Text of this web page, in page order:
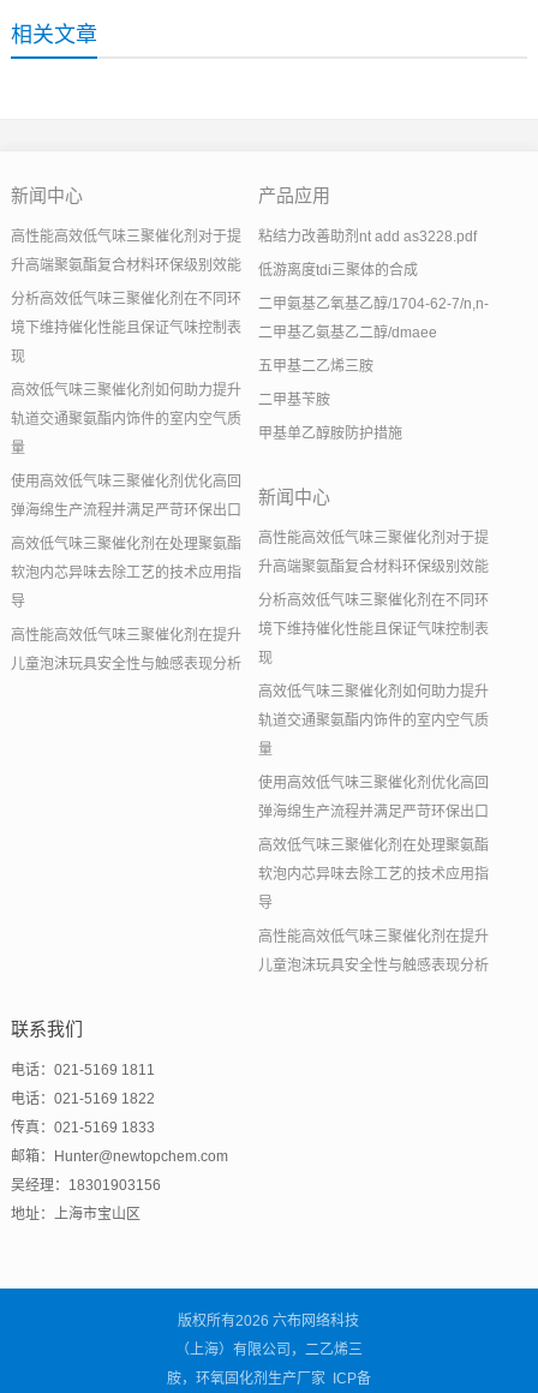
相关文章
新闻中心
高性能高效低气味三聚催化剂对于提
升高端聚氨酯复合材料环保级别效能
分析高效低气味三聚催化剂在不同环
境下维持催化性能且保证气味控制表
现
高效低气味三聚催化剂如何助力提升
轨道交通聚氨酯内饰件的室内空气质
量
使用高效低气味三聚催化剂优化高回
弹海绵生产流程并满足严苛环保出口
高效低气味三聚催化剂在处理聚氨酯
软泡内芯异味去除工艺的技术应用指
导
高性能高效低气味三聚催化剂在提升
儿童泡沫玩具安全性与触感表现分析
产品应用
粘结力改善助剂nt add as3228.pdf
低游离度tdi三聚体的合成
二甲氨基乙氧基乙醇/1704-62-7/n,n-
二甲基乙氨基乙二醇/dmaee
五甲基二乙烯三胺
二甲基苄胺
甲基单乙醇胺防护措施
新闻中心
高性能高效低气味三聚催化剂对于提
升高端聚氨酯复合材料环保级别效能
分析高效低气味三聚催化剂在不同环
境下维持催化性能且保证气味控制表
现
高效低气味三聚催化剂如何助力提升
轨道交通聚氨酯内饰件的室内空气质
量
使用高效低气味三聚催化剂优化高回
弹海绵生产流程并满足严苛环保出口
高效低气味三聚催化剂在处理聚氨酯
软泡内芯异味去除工艺的技术应用指
导
高性能高效低气味三聚催化剂在提升
儿童泡沫玩具安全性与触感表现分析
联系我们
电话：021-5169 1811
电话：021-5169 1822
传真：021-5169 1833
邮箱：Hunter@newtopchem.com
吴经理：18301903156
地址：上海市宝山区
版权所有2026 六布网络科技
（上海）有限公司，二乙烯三
胺，环氧固化剂生产厂家 ICP备